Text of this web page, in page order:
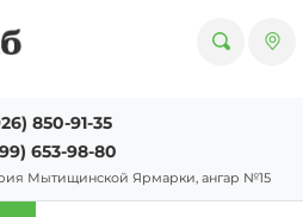
850-91-35
653-98-80
Мытищинской Ярмарки, ангар №15